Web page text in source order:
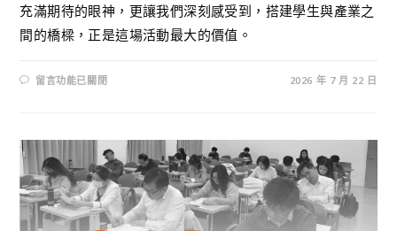
充滿期待的眼神，更讓我們深刻感受到，搭建學生與產業之
間的橋樑，正是這場活動最大的價值。
留言功能已關閉 2026 年 7 月 22 日